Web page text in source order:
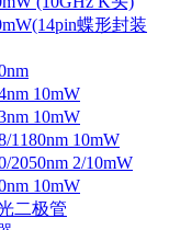
蝶形封装
10mW
10mW
1180nm 10mW
2/10mW
10mW
二极管